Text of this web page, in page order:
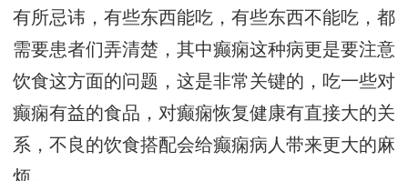
有所忌讳，有些东西能吃，有些东西不能吃，都
需要患者们弄清楚，其中癫痫这种病更是要注意
饮食这方面的问题，这是非常关键的，吃一些对
癫痫有益的食品，对癫痫恢复健康有直接大的关
系，不良的饮食搭配会给癫痫病人带来更大的麻
烦。